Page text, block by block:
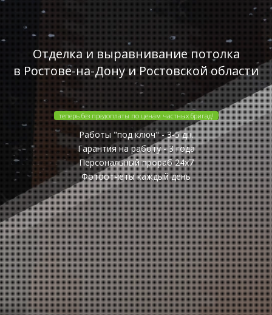
Отделка и выравнивание потолка
в Ростове-на-Дону и Ростовской области
теперь без предоплаты по ценам частных бригад!
Работы "под ключ" - 3-5 дн.
Гарантия на работу - 3 года
Персональный прораб 24x7
Фотоотчеты каждый день